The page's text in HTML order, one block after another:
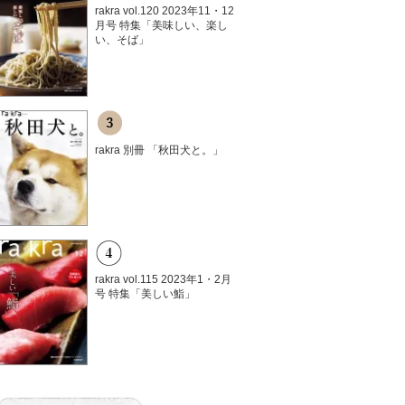
rakra vol.120 2023年11・12
月号 特集「美味しい、楽し
い、そば」
rakra 別冊 「秋田犬と。」
rakra vol.115 2023年1・2月
号 特集「美しい鮨」